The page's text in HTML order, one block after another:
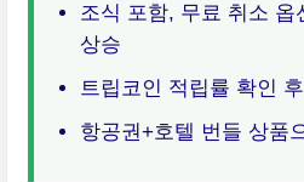
조식 포함, 무료 취소 옵
상승
트립코인 적립률 확인
항공권+호텔 번들 상품